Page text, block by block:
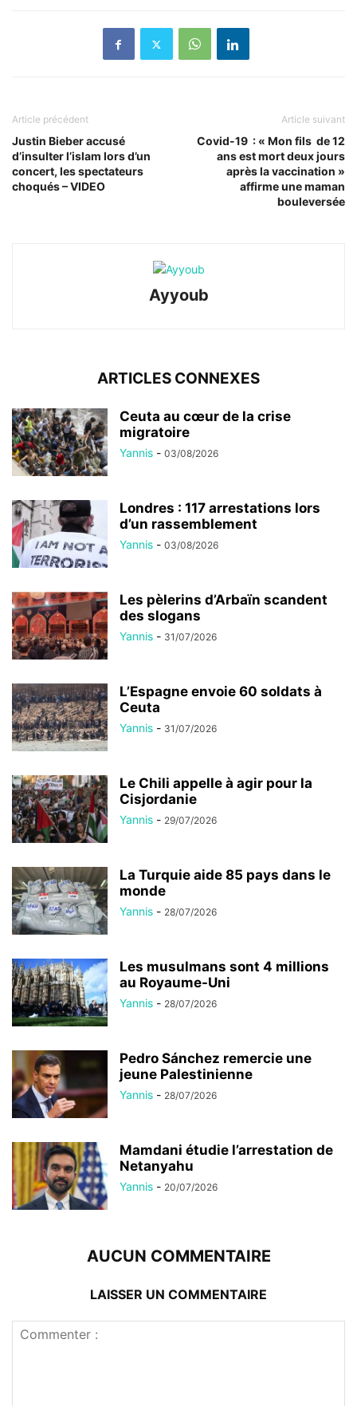
Article précédent
Justin Bieber accusé
d’insulter l’islam lors d’un
concert, les spectateurs
choqués – VIDEO
Article suivant
Covid-19 : « Mon fils de 12
ans est mort deux jours
après la vaccination »
affirme une maman
bouleversée
Ayyoub
ARTICLES CONNEXES
Ceuta au cœur de la crise
migratoire
Yannis - 03/08/2026
Londres : 117 arrestations lors
d’un rassemblement
Yannis - 03/08/2026
Les pèlerins d’Arbaïn scandent
des slogans
Yannis - 31/07/2026
L’Espagne envoie 60 soldats à
Ceuta
Yannis - 31/07/2026
Le Chili appelle à agir pour la
Cisjordanie
Yannis - 29/07/2026
La Turquie aide 85 pays dans le
monde
Yannis - 28/07/2026
Les musulmans sont 4 millions
au Royaume-Uni
Yannis - 28/07/2026
Pedro Sánchez remercie une
jeune Palestinienne
Yannis - 28/07/2026
Mamdani étudie l’arrestation de
Netanyahu
Yannis - 20/07/2026
AUCUN COMMENTAIRE
LAISSER UN COMMENTAIRE